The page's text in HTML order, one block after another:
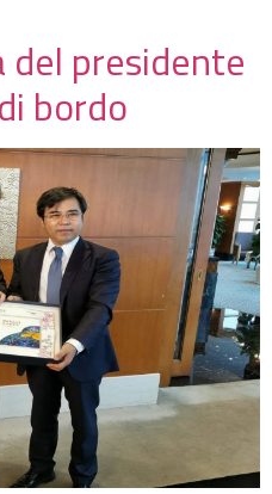
del presidente
bordo